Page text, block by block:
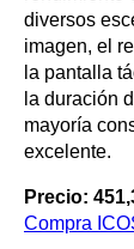
diversos
imagen, el
la pantalla
la duración
mayoría
excelente.
Precio:
Compra